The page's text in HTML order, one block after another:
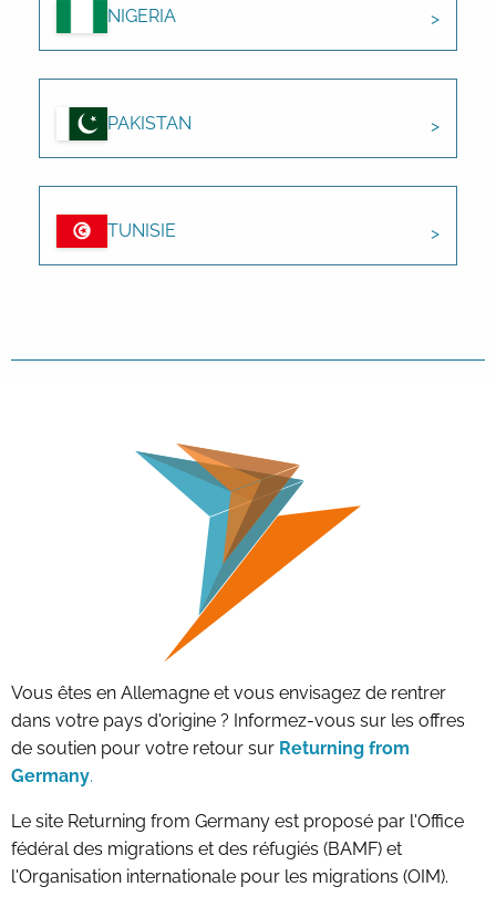
NIGERIA
PAKISTAN
TUNISIE
Vous êtes en Allemagne et vous envisagez de rentrer
dans votre pays d'origine ? Informez-vous sur les offres
de soutien pour votre retour sur Returning from
Germany.
Le site Returning from Germany est proposé par l'Office
fédéral des migrations et des réfugiés (BAMF) et
l'Organisation internationale pour les migrations (OIM).